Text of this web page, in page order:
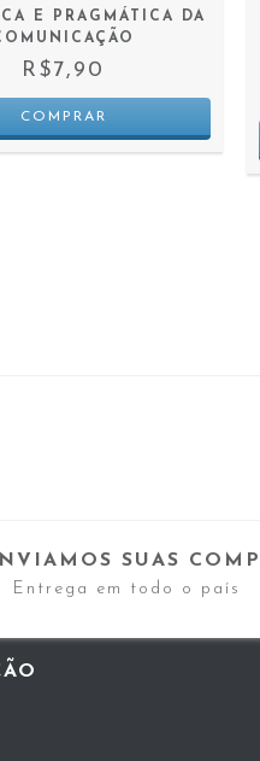
E PRAGMÁTICA DA
R$7,90
SUAS
Entrega em todo o país